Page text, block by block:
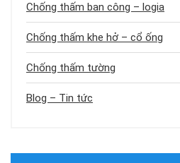
Chống thấm ban công – logia
Chống thấm khe hở – cổ ống
Chống thấm tường
Blog – Tin tức